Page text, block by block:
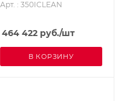
Арт. : 350ICLEAN
464 422руб./шт
В КОРЗИНУ